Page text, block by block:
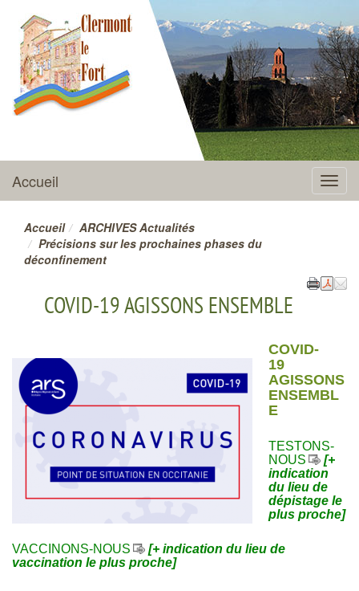
CLERMONT-LE-FORT
Menu
Accueil
Accueil
ARCHIVES Actualités
Précisions sur les prochaines phases du
déconfinement
COVID-19 AGISSONS ENSEMBLE
COVID-
19
AGISSONS
ENSEMBL
E
TESTONS-
NOUS
[+
indication
du lieu de
dépistage le
plus proche]
VACCINONS-NOUS
[+ indication du lieu de
vaccination le plus proche]